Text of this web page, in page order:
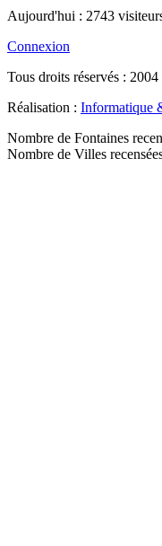
Aujourd'hui : 2743
Connexion
Tous droits réservés :
Réalisation : Informatique
Nombre de Fontaines
Nombre de Villes